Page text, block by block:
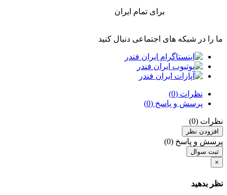
برای تمام ایران
ما را در شبکه های اجتماعی دنبال کنید
نظرات (0)
پرسش و پاسخ (0)
نظرات (0)
افزودن نظر
پرسش و پاسخ (0)
ثبت سوال
×
نظر بدهید